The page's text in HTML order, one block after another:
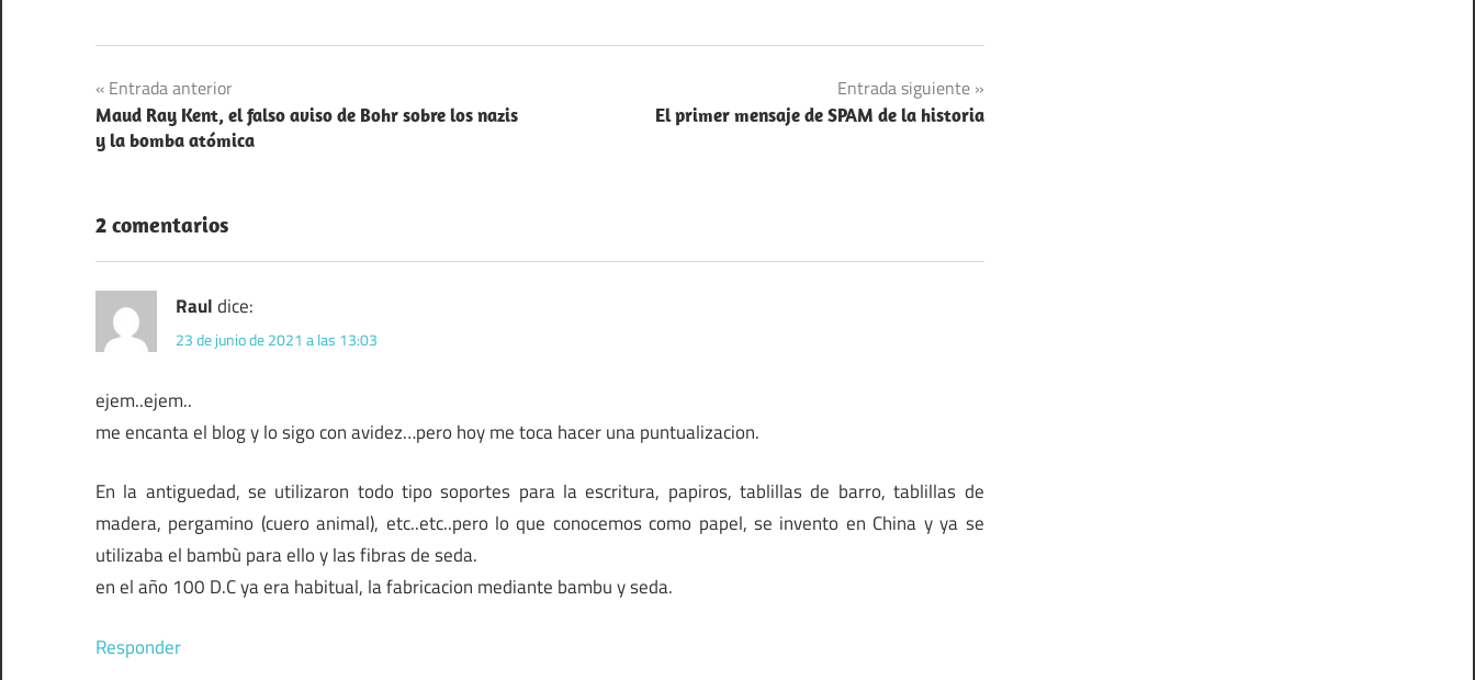
inventos
Navegación
de
Entrada anterior
Maud Ray Kent, el falso aviso de Bohr sobre los nazis
y la bomba atómica
Entrada siguiente
El primer mensaje de SPAM de la historia
2 comentarios
Rauldice:
23 de junio de 2021 a las 13:03
ejem..ejem..
me encanta el blog y lo sigo con avidez…pero hoy me toca hacer una puntualizacion.
En la antiguedad, se utilizaron todo tipo soportes para la escritura, papiros, tablillas de barro, tablillas de
madera, pergamino (cuero animal), etc..etc..pero lo que conocemos como papel, se invento en China y ya se
utilizaba el bambù para ello y las fibras de seda.
en el año 100 D.C ya era habitual, la fabricacion mediante bambu y seda.
Responder